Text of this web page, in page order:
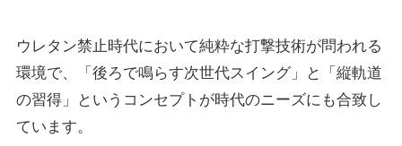
ウレタン禁止時代において純粋な打撃技術が問われる
環境で、「後ろで鳴らす次世代スイング」と「縦軌道
の習得」というコンセプトが時代のニーズにも合致し
ています。